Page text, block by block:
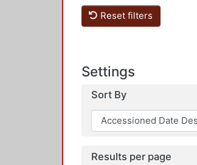
Reset filters
Settings
Sort By
Results per page